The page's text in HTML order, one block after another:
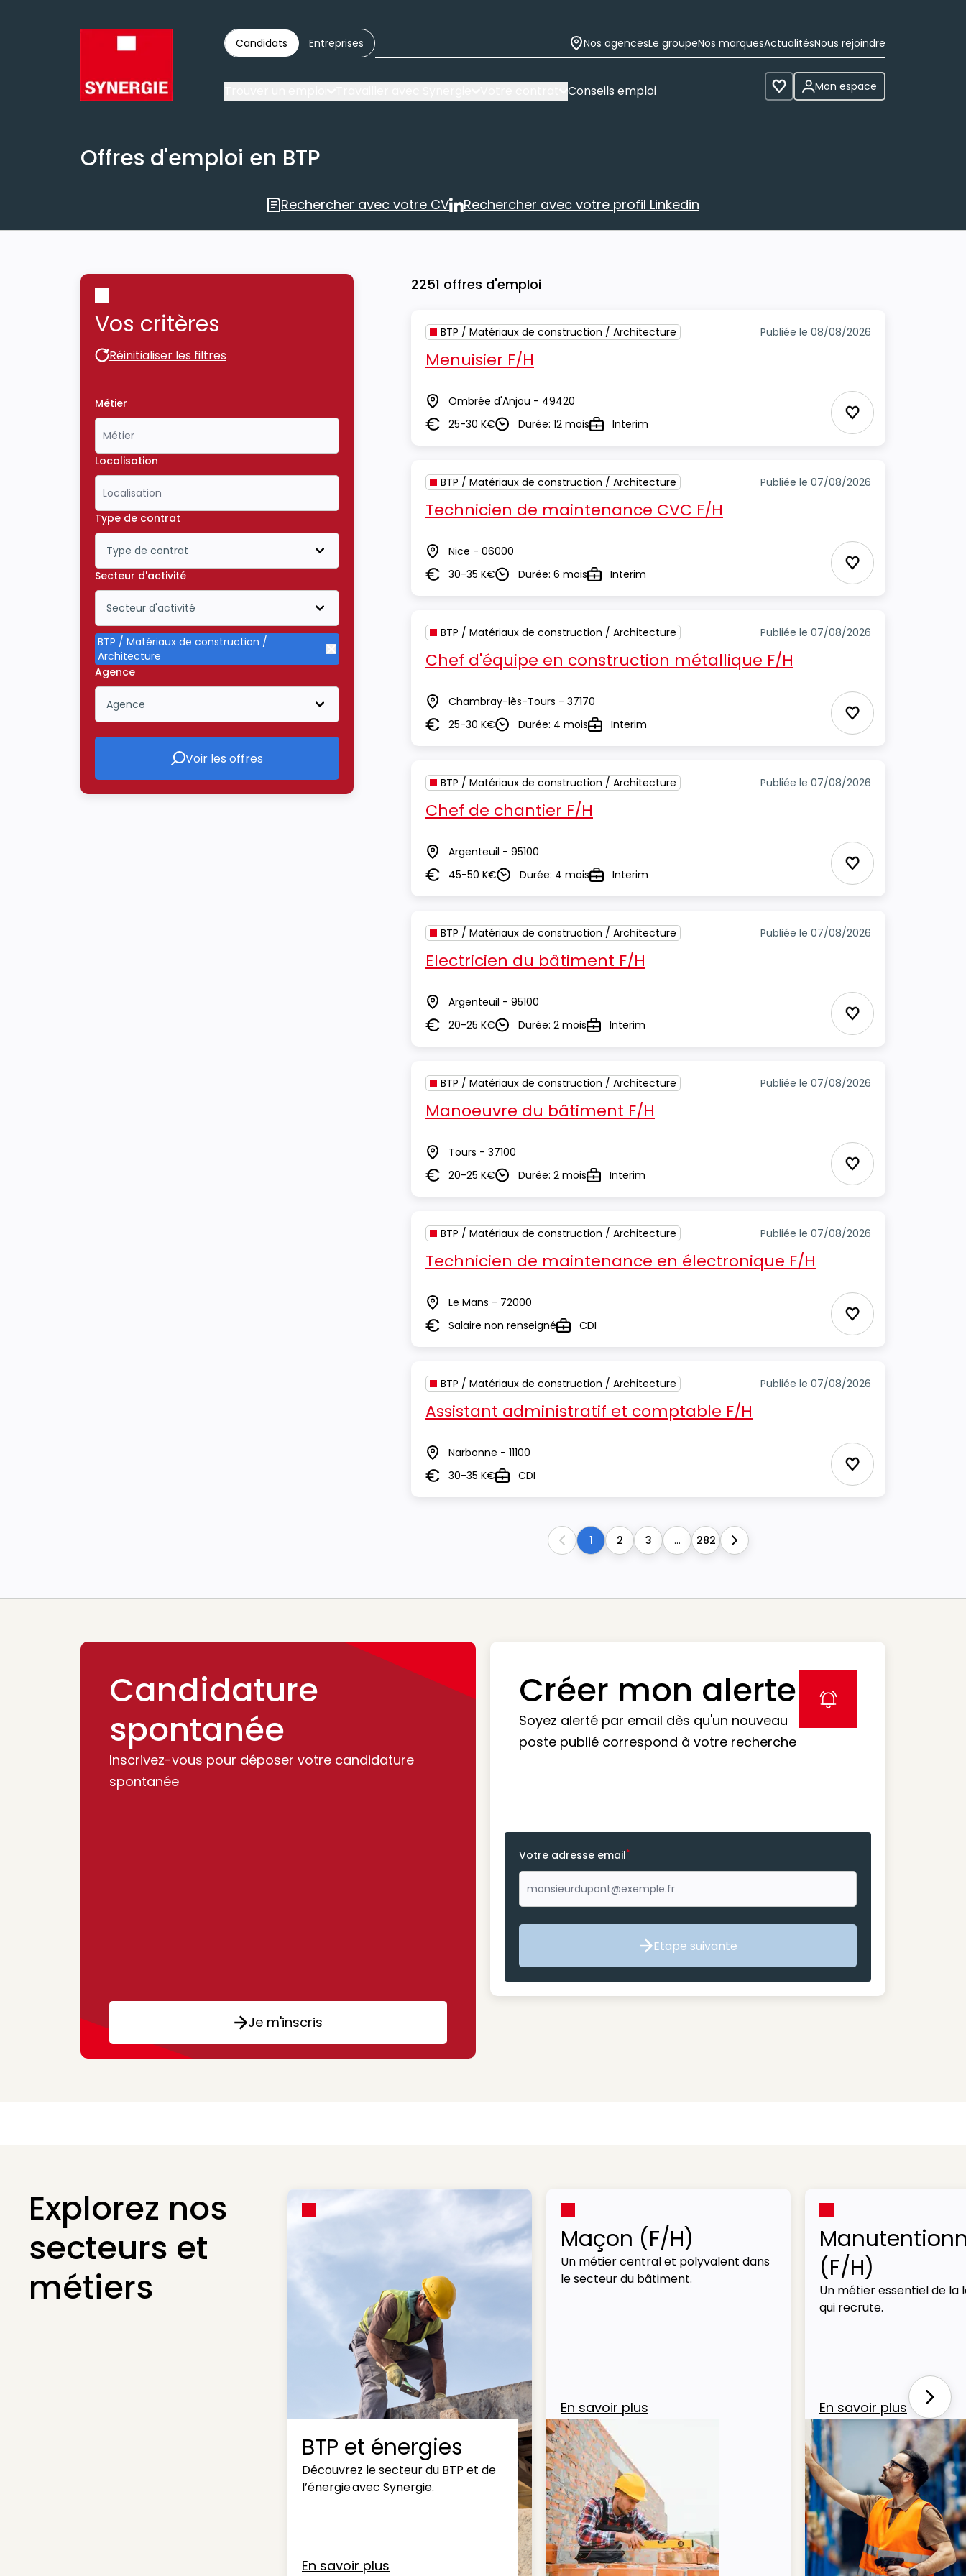
Candidats Entreprises Nos agencesLe groupeNos marquesActualitésNous rejoindre
Conseils emploi Voir les favoris
Mon espace
Offres d'emploi en BTP
Rechercher avec votre CV
Rechercher avec votre CV
Rechercher avec votre profil Linkedin
Rechercher avec votre profil Linkedin
Vos critères
Réinitialiser les filtres
Réinitialiser les filtres
Métier
Localisation
Type de contrat
Type de contrat
Icône ouvrir la liste déroulante
Secteur d'activité
Secteur d'activité
Icône ouvrir la liste déroulante
BTP / Matériaux de construction /
Architecture
Supprimer le critère BTP / Matériaux de construction / Architecture
Agence
Agence
Icône ouvrir la liste déroulante
Voir les offres
Voir les offres
2251 offres d'emploi
BTP / Matériaux de construction / Architecture Publiée le 08/08/2026
Menuisier F/H
Lieu Ombrée d'Anjou - 49420
Salaire25-30 K€DuréeDurée: 12 moisTypeInterim Ajouter aux
BTP / Matériaux de construction / Architecture Publiée le 07/08/2026
Technicien de maintenance CVC F/H
Lieu Nice - 06000
Salaire30-35 K€DuréeDurée: 6 moisTypeInterim Ajouter aux
BTP / Matériaux de construction / Architecture Publiée le 07/08/2026
Chef d'équipe en construction métallique F/H
Lieu Chambray-lès-Tours - 37170
Salaire25-30 K€DuréeDurée: 4 moisTypeInterim Ajouter aux
BTP / Matériaux de construction / Architecture Publiée le 07/08/2026
Chef de chantier F/H
Lieu Argenteuil - 95100
Salaire45-50 K€DuréeDurée: 4 moisTypeInterim Ajouter aux
BTP / Matériaux de construction / Architecture Publiée le 07/08/2026
Electricien du bâtiment F/H
Lieu Argenteuil - 95100
Salaire20-25 K€DuréeDurée: 2 moisTypeInterim Ajouter aux
BTP / Matériaux de construction / Architecture Publiée le 07/08/2026
Manoeuvre du bâtiment F/H
Lieu Tours - 37100
Salaire20-25 K€DuréeDurée: 2 moisTypeInterim Ajouter aux
BTP / Matériaux de construction / Architecture Publiée le 07/08/2026
Technicien de maintenance en électronique F/H
Lieu Le Mans - 72000
SalaireSalaire non renseignéTypeCDI Ajouter aux
BTP / Matériaux de construction / Architecture Publiée le 07/08/2026
Assistant administratif et comptable F/H
Lieu Narbonne - 11100
Salaire30-35 K€TypeCDI Ajouter aux
Previous
1 2 3 ... 282 Next
Candidature
spontanée
Inscrivez-vous pour déposer votre candidature
spontanée
Je m'inscris
Créer mon alerte
Soyez alerté par email dès qu'un nouveau
poste publié correspond à votre recherche
label icon
Votre adresse email*
Etape suivante
Etape suivante
Explorez nos
secteurs et
métiers
BTP et énergies
Découvrez le secteur du BTP et de
l’énergie avec Synergie.
En savoir plus
Maçon (F/H)
Un métier central et polyvalent dans
le secteur du bâtiment.
En savoir plus
(F/H)
Un métier essentiel de la
qui recrute.
En savoir plus Next